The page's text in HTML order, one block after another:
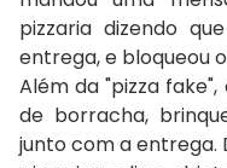
pizzaria dizendo
entrega, e bloqueou
Além da "pizza
de borracha,
junto com a entrega.